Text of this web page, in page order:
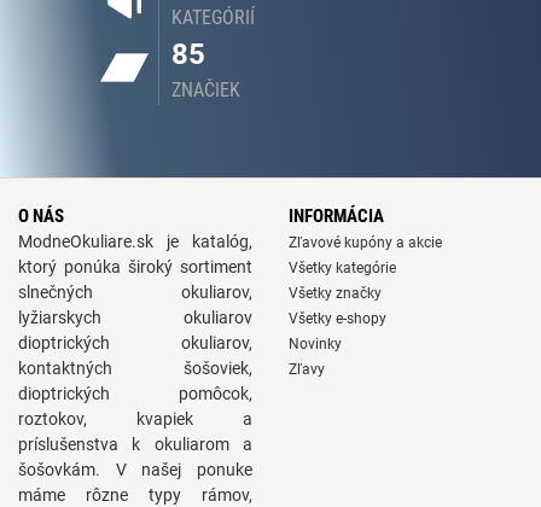
KATEGÓRIÍ
85
ZNAČIEK
O NÁS
ModneOkuliare.sk je katalóg,
ktorý ponúka široký sortiment
slnečných okuliarov,
lyžiarskych okuliarov
dioptrických okuliarov,
kontaktných šošoviek,
dioptrických pomôcok,
roztokov, kvapiek a
príslušenstva k okuliarom a
šošovkám. V našej ponuke
máme rôzne typy rámov,
INFORMÁCIA
Zľavové kupóny a akcie
Všetky kategórie
Všetky značky
Všetky e-shopy
Novinky
Zľavy